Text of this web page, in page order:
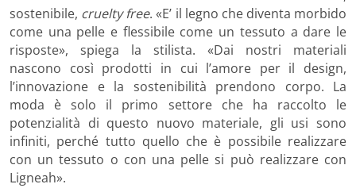
sostenibile, cruelty free. «E’ il legno che diventa morbido
come una pelle e flessibile come un tessuto a dare le
risposte», spiega la stilista. «Dai nostri materiali
nascono così prodotti in cui l’amore per il design,
l’innovazione e la sostenibilità prendono corpo. La
moda è solo il primo settore che ha raccolto le
potenzialità di questo nuovo materiale, gli usi sono
infiniti, perché tutto quello che è possibile realizzare
con un tessuto o con una pelle si può realizzare con
Ligneah».